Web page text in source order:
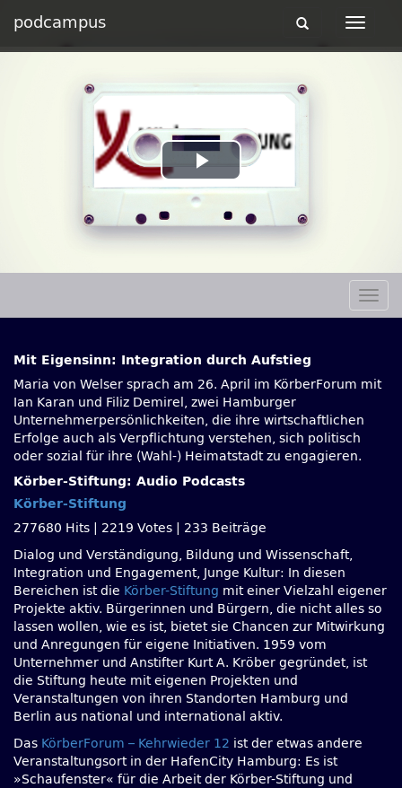
podcampus
Toggle
Toggle
Play
Video
Mit Eigensinn: Integration durch Aufstieg
Maria von Welser sprach am 26. April im KörberForum mit
Ian Karan und Filiz Demirel, zwei Hamburger
Unternehmerpersönlichkeiten, die ihre wirtschaftlichen
Erfolge auch als Verpflichtung verstehen, sich politisch
oder sozial für ihre (Wahl-) Heimatstadt zu engagieren.
Körber-Stiftung: Audio Podcasts
Körber-Stiftung
277680 Hits
2219 Votes
233 Beiträge
Dialog und Verständigung, Bildung und Wissenschaft,
Integration und Engagement, Junge Kultur: In diesen
Bereichen ist die Körber-Stiftung mit einer Vielzahl eigener
Projekte aktiv. Bürgerinnen und Bürgern, die nicht alles so
lassen wollen, wie es ist, bietet sie Chancen zur Mitwirkung
und Anregungen für eigene Initiativen. 1959 vom
Unternehmer und Anstifter Kurt A. Kröber gegründet, ist
die Stiftung heute mit eigenen Projekten und
Veranstaltungen von ihren Standorten Hamburg und
Berlin aus national und international aktiv.
Das KörberForum – Kehrwieder 12 ist der etwas andere
Veranstaltungsort in der HafenCity Hamburg: Es ist
»Schaufenster« für die Arbeit der Körber-Stiftung und